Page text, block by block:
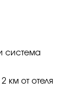
система
км от отеля